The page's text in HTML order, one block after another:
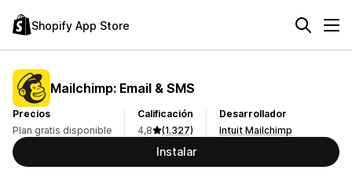
Shopify App Store
Mailchimp: Email & SMS
Precios
Plan gratis disponible
Calificación
4,8
(1.327)
Desarrollador
Intuit Mailchimp
Instalar